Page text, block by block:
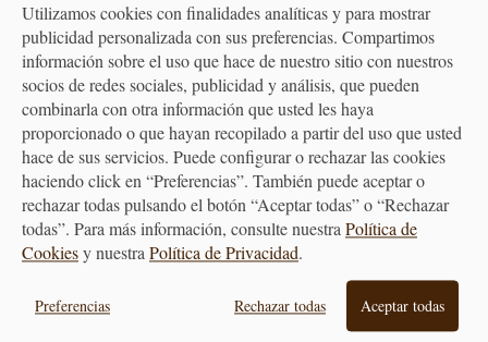
Molde de Silicona Muffin y
Cupcake 6...
13,90 €
Molde de Silicona para Flan 6
Unidades
Utilizamos cookies con finalidades analíticas y para mostrar
publicidad personalizada con sus preferencias. Compartimos
información sobre el uso que hace de nuestro sitio con nuestros
socios de redes sociales, publicidad y análisis, que pueden
combinarla con otra información que usted les haya
proporcionado o que hayan recopilado a partir del uso que usted
hace de sus servicios. Puede configurar o rechazar las cookies
haciendo click en “Preferencias”. También puede aceptar o
rechazar todas pulsando el botón “Aceptar todas” o “Rechazar
todas”. Para más información, consulte nuestra Política de
Cookiesy nuestra Política de Privacidad.
Preferencias Rechazar todas Aceptar todas